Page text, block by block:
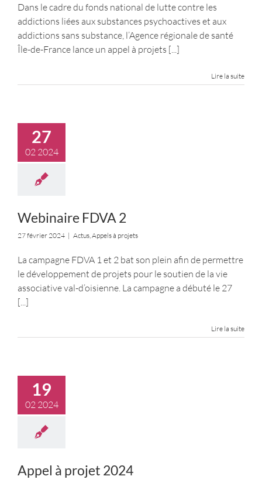
Dans le cadre du fonds national de lutte contre les
addictions liées aux substances psychoactives et aux
addictions sans substance, l’Agence régionale de santé
Île-de-France lance un appel à projets [...]
Lire la suite
27
02 2024
Webinaire FDVA 2
27 février 2024 | Actus,Appels à projets
La campagne FDVA 1 et 2 bat son plein afin de permettre
le développement de projets pour le soutien de la vie
associative val-d’oisienne. La campagne a débuté le 27
[...]
Lire la suite
19
02 2024
Appel à projet 2024